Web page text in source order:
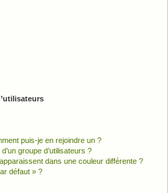
puis-je en rejoindre un ?
groupe d’utilisateurs ?
dans une couleur différente ?
défaut » ?